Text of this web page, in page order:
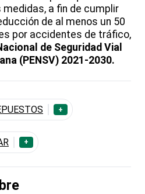
a fin de cumplir
de al menos un 50
por accidentes de tráfico,
de Seguridad Vial
(PENSV) 2021-2030.
+
+